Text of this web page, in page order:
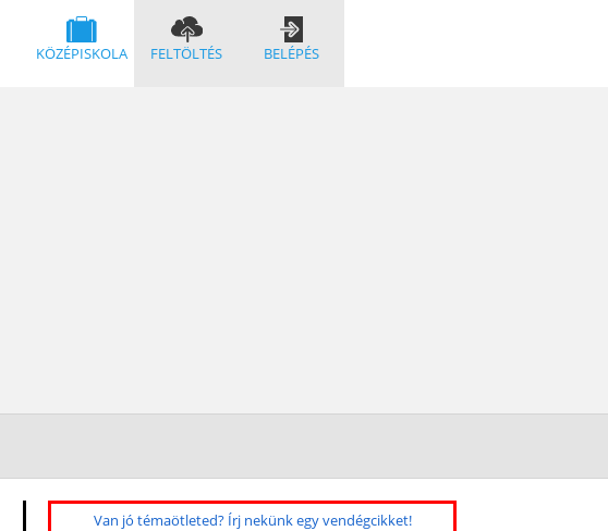
KÖZÉPISKOLA FELTÖLTÉS BELÉPÉS
Van jó témaötleted? Írj nekünk egy vendégcikket!